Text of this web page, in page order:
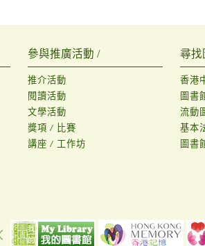
參與推廣活動 /
推介活動
閱讀活動
文學活動
獎項 / 比賽
講座 / 工作坊
尋找
香港
圖書
流動
基本
圖書